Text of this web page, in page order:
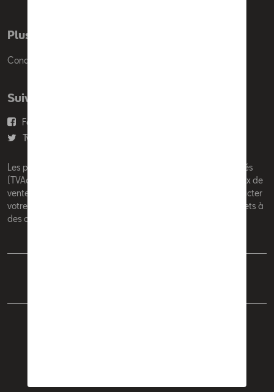
Plus d'informations
Conditions de vente
Suivez nous
Facebook
Twitter
Les prix affichés sur le présent site sont des prix recommandés
(TVAc), hors éventuels frais de montage. Pour connaitre le prix de
vente actuel et les éventuels frais de montage, veuillez contacter
votre concessionnaire/agent. Les prix recommandés sont sujets à
des changements sans préavis.